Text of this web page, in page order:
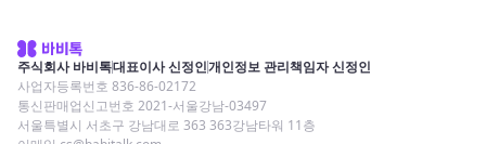
주식회사 바비톡대표이사 신정인개인정보 관리책임자 신정인
사업자등록번호 836-86-02172
통신판매업신고번호 2021-서울강남-03497
서울특별시 서초구 강남대로 363 363강남타워 11층